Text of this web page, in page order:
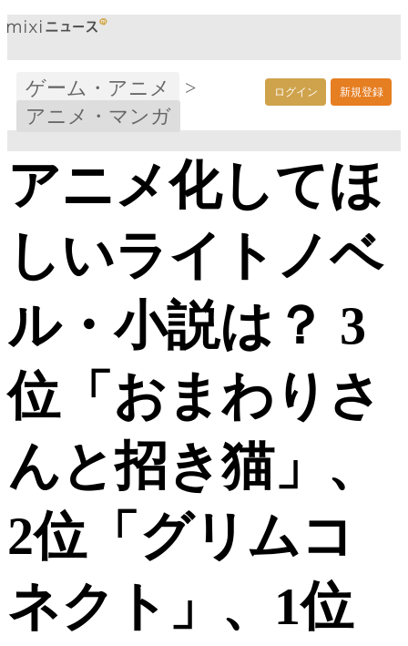
ログイン 新規登録
ゲーム・アニメ
>
アニメ・マンガ
アニメ化してほ
しいライトノベ
ル・小説は？ 3
位「おまわりさ
んと招き猫」、
2位「グリムコ
ネクト」、1位